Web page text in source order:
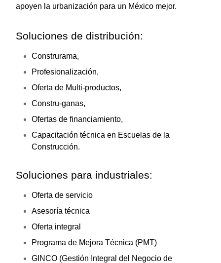
apoyen la urbanización para un México mejor.
Soluciones de distribución:
Construrama,
Profesionalización,
Oferta de Multi-productos,
Constru-ganas,
Ofertas de financiamiento,
Capacitación técnica en Escuelas de la
Construcción.
Soluciones para industriales:
Oferta de servicio
Asesoría técnica
Oferta integral
Programa de Mejora Técnica (PMT)
GINCO (Gestión Integral del Negocio de